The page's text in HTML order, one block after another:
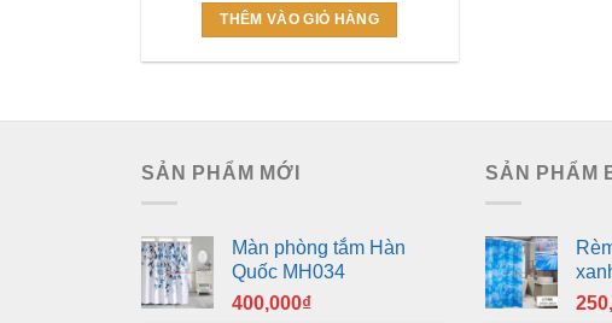
THÊM VÀO GIỎ HÀNG
SẢN PHẨM MỚI
Màn phòng tắm Hàn
Quốc MH034
400,000₫
SẢN PHẨM